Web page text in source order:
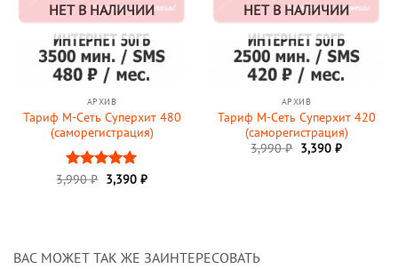
НЕТ В НАЛИЧИИ
АРХИВ
Тариф М-Сеть Суперхит 480
(саморегистрация)
Оценка5
3,990₽ 3,390 ₽
НЕТ В НАЛИЧИИ
АРХИВ
Тариф М-Сеть Суперхит 420
(саморегистрация)
3,990₽ 3,390 ₽
ВАС МОЖЕТ ТАК ЖЕ ЗАИНТЕРЕСОВАТЬ